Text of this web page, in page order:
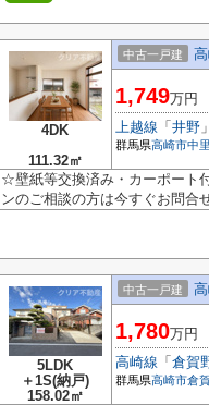
4DK
111.32㎡
中古一戸建
1,749万円
上越線 「 井野
群馬県高崎市中
☆壁紙等交換済み・カーポート
ンのご相談の方は今すぐお問合
5LDK
＋1S(納戸)
158.02㎡
中古一戸建
1,780万円
高崎線 「 倉賀
群馬県高崎市倉